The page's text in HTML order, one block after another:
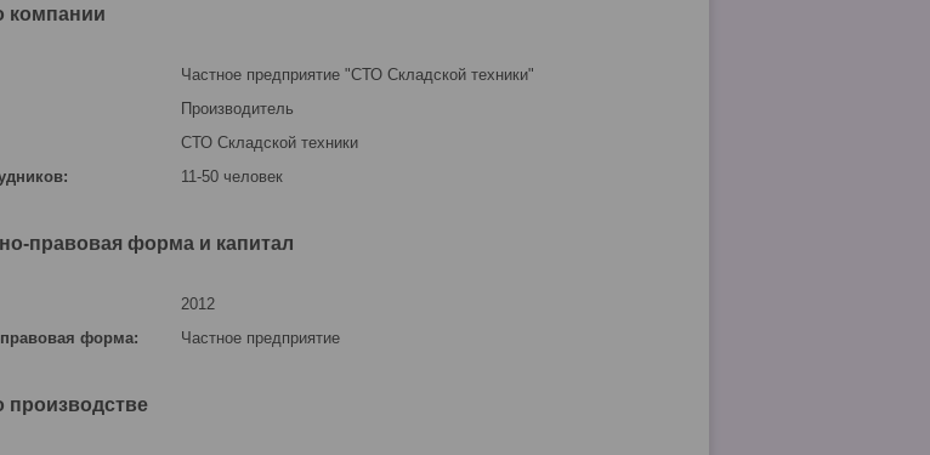
компании
Частное предприятие "СТО Складской техники"
Производитель
СТО Складской техники
11-50 человек
правовая форма и капитал
2012
форма:
Частное предприятие